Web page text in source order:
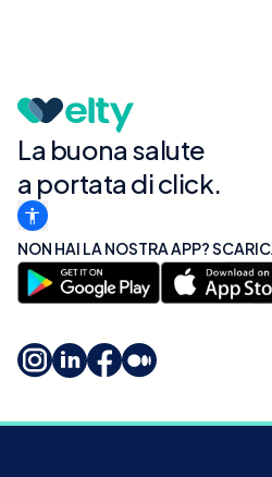
La buona salute
a portata di click.
NON HAI LA NOSTRA APP?